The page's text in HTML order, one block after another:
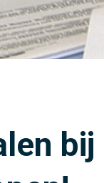
elektrische
kg
kg
dan 1 week!
producten
met
bij